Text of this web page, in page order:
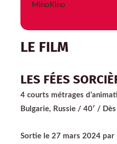
MinoKino
LE FILM
LES FÉES
4 courts métrages
Bulgarie, Russie / 40′ / Dès
Sortie le 27 mars 2024 par